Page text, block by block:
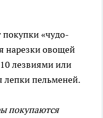
покупки «чудо-
нарезки овощей
лезвиями или
пельменей.
покупаются